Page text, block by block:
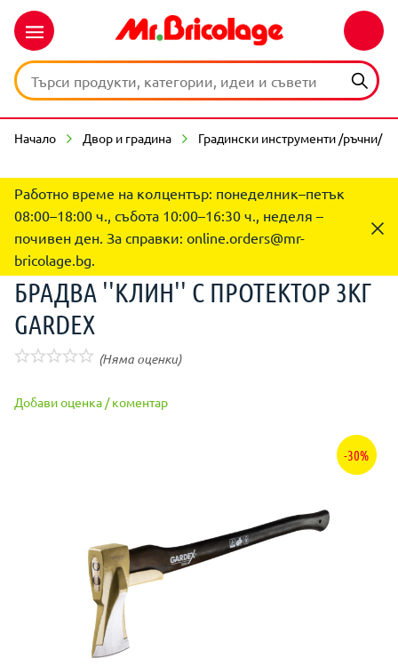
Начало Двор и градина Градински инструменти /ръчни/
Работно време на колцентър: понеделник–петък
08:00–18:00 ч., събота 10:00–16:30 ч., неделя –
почивен ден. За справки: online.orders@mr-
bricolage.bg.
БРАДВА ''КЛИН'' С ПРОТЕКТОР 3КГ
GARDEX
(Няма оценки)
Добави оценка / коментар
-30%